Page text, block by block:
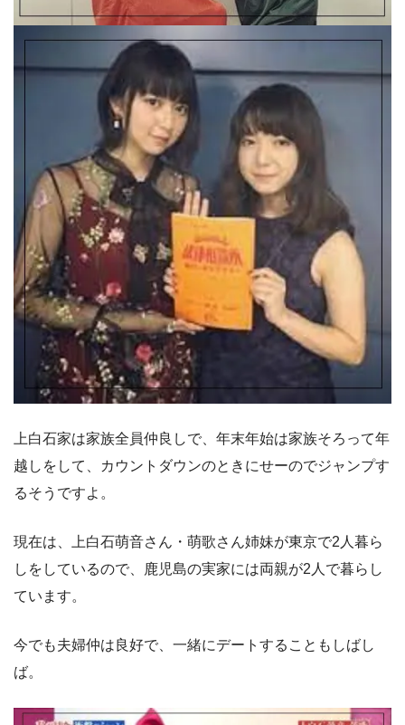
上白石家は家族全員仲良しで、年末年始は家族そろって年
越しをして、カウントダウンのときにせーのでジャンプす
るそうですよ。
現在は、上白石萌音さん・萌歌さん姉妹が東京で2人暮ら
しをしているので、鹿児島の実家には両親が2人で暮らし
ています。
今でも夫婦仲は良好で、一緒にデートすることもしばし
ば。